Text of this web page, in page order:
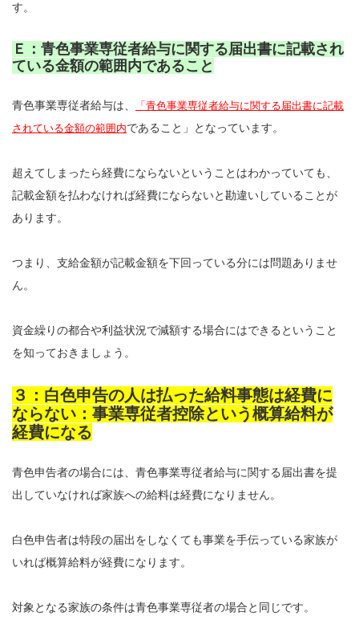
す。
Ｅ：青色事業専従者給与に関する届出書に記載され
ている金額の範囲内であること
青色事業専従者給与は、
「青色事業専従者給与に関する届出書に記載
されている金額の範囲内であること」となっています。
超えてしまったら経費にならないということはわかっていても、
記載金額を払わなければ経費にならないと勘違いしていることが
あります。
つまり、支給金額が記載金額を下回っている分には問題ありませ
ん。
資金繰りの都合や利益状況で減額する場合にはできるということ
を知っておきましょう。
３：白色申告の人は払った給料事態は経費に
ならない：事業専従者控除という概算給料が
経費になる
青色申告者の場合には、青色事業専従者給与に関する届出書を提
出していなければ家族への給料は経費になりません。
白色申告者は特段の届出をしなくても事業を手伝っている家族が
いれば概算給料が経費になります。
対象となる家族の条件は青色事業専従者の場合と同じです。